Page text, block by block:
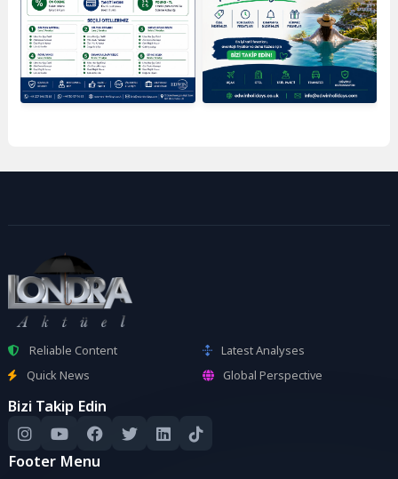
Reliable Content
Latest Analyses
Quick News
Global Perspective
Bizi Takip Edin
Footer Menu